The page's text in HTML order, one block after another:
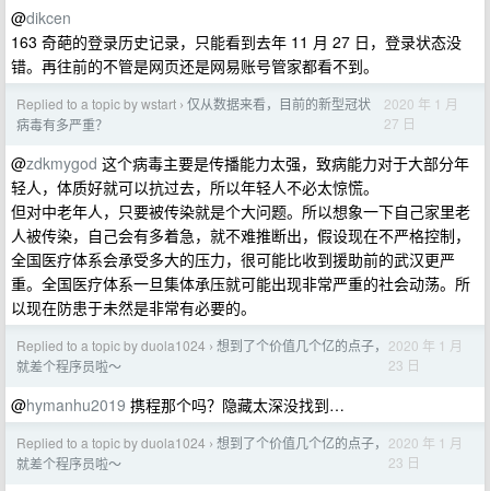
@dikcen
163 奇葩的登录历史记录，只能看到去年 11 月 27 日，登录状态没
错。再往前的不管是网页还是网易账号管家都看不到。
Replied to a topic by wstart › 仅从数据来看，目前的新型冠状
病毒有多严重？
2020 年 1 月
27 日
@zdkmygod 这个病毒主要是传播能力太强，致病能力对于大部分年
轻人，体质好就可以抗过去，所以年轻人不必太惊慌。
但对中老年人，只要被传染就是个大问题。所以想象一下自己家里老
人被传染，自己会有多着急，就不难推断出，假设现在不严格控制，
全国医疗体系会承受多大的压力，很可能比收到援助前的武汉更严
重。全国医疗体系一旦集体承压就可能出现非常严重的社会动荡。所
以现在防患于未然是非常有必要的。
Replied to a topic by duola1024 › 想到了个价值几个亿的点子，
就差个程序员啦～
2020 年 1 月
23 日
@hymanhu2019 携程那个吗？隐藏太深没找到…
Replied to a topic by duola1024 › 想到了个价值几个亿的点子，
就差个程序员啦～
2020 年 1 月
23 日